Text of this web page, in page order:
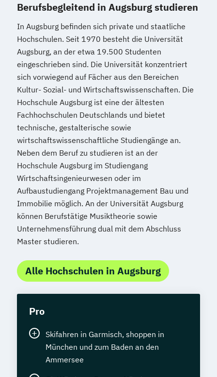
"Burnout-Prävention"
"Entspannungspädagogik"
Psychologische/r Berater/-in Fachrichtung
"Systemische Beratung"
Psychologische/r Berater/-in mit
zusätzlicher Fachrichtung "Paarberatung"
Sportmedizin
Stressmanagement
(Entspannungspädagoge/-in Fachrichtung
"Burnout-Prävention")
Systemische/r Berater/-in
Tierernährungsberater/in
Tierheilpraktiker
Tierheilpraktiker + Grundlagen der
artgerechten Tierhaltung
Tierheilpraktiker + Klassische Veterinär-
Homöopathie
für Kleintiere
Tierheilpraktiker + Veterinär-Akupunktur
für Pferde
Tierheilpraktiker + Veterinär-
Tierheilpraktiker/-in mit zusätzlicher
Fachrichtung "Tierernährungsberater"
Traumafachberater/-in
Veterinärakupunktur für Kleintiere
Berufsbegleitend in Augsburg studieren
In Augsburg befinden sich private und staatliche
Hochschulen. Seit 1970 besteht die Universität
Augsburg, an der etwa 19.500 Studenten
eingeschrieben sind. Die Universität konzentriert
sich vorwiegend auf Fächer aus den Bereichen
Kultur- Sozial- und Wirtschaftswissenschaften. Die
Hochschule Augsburg ist eine der ältesten
Fachhochschulen Deutschlands und bietet
technische, gestalterische sowie
wirtschaftswissenschaftliche Studiengänge an.
Neben dem Beruf zu studieren ist an der
Hochschule Augsburg im Studiengang
Wirtschaftsingenieurwesen oder im
Aufbaustudiengang Projektmanagement Bau und
Immobilie möglich. An der Universität Augsburg
können Berufstätige Musiktheorie sowie
Unternehmensführung dual mit dem Abschluss
Master studieren.
Alle Hochschulen in Augsburg
Pro
Skifahren in Garmisch, shoppen in
München und zum Baden an den
Ammersee